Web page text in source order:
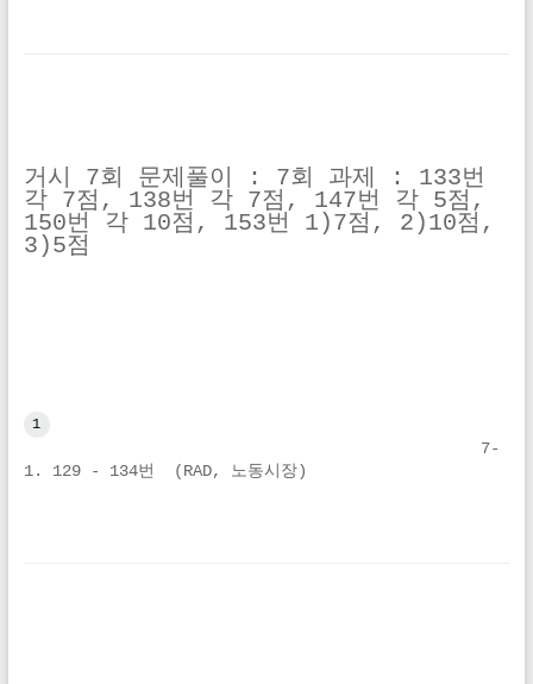
거시 7회 문제풀이 : 7회 과제 : 133번
각 7점, 138번 각 7점, 147번 각 5점,
150번 각 10점, 153번 1)7점, 2)10점,
3)5점
1
7-
1. 129 - 134번  (RAD, 노동시장)